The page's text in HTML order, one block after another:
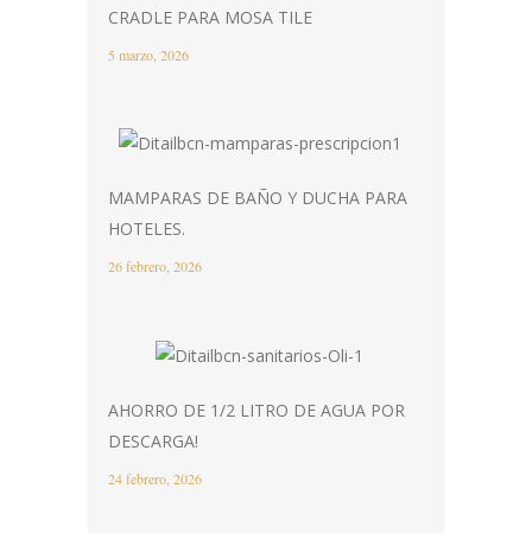
CRADLE PARA MOSA TILE
5 marzo, 2026
MAMPARAS DE BAÑO Y DUCHA PARA
HOTELES.
26 febrero, 2026
AHORRO DE 1/2 LITRO DE AGUA POR
DESCARGA!
24 febrero, 2026